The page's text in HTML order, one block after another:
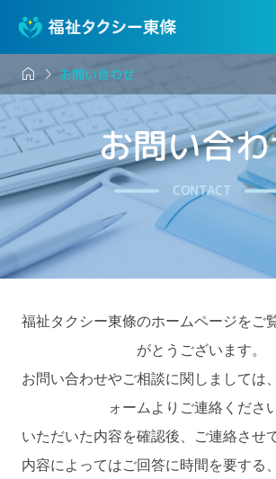
  お問い合わせ
お問い合
CONTACT
福祉タクシー東條のホームページをご
がとうございます。
お問い合わせやご相談に関しましては
ォームよりご連絡くださ
いただいた内容を確認後、ご連絡させ
内容によってはご回答に時間を要する